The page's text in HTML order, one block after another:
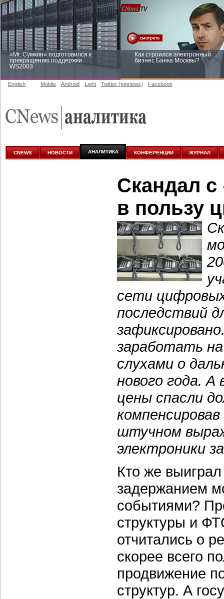
«Mr. Сумкин» подготовился к
прекращению поддержки
WS2003
Как строился электронный
бизнес Банка Москвы?
аналитике
English Mobile Android Light Twitter (topnews) Facebook
CNEWS НОВОСТИ АНАЛИТИКА КОНФЕРЕНЦИИ ЖУРНАЛ
Скандал
в пользу
сети
последствий
заработать
слухами о
нового года. А
цены спасли
штучном
электроники
Кто же
задержанием
событиями?
структуры и
отчитались о
скорее всего
продвижение
структур. А